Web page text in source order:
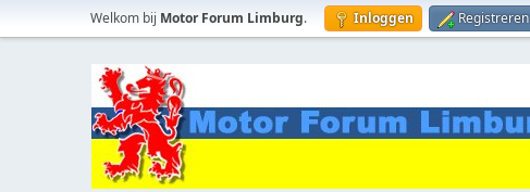
Welkom bij Motor Forum Limburg. Inloggen Registreren